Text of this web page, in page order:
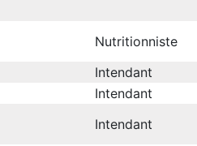
Nutritionniste
Intendant
Intendant
Intendant